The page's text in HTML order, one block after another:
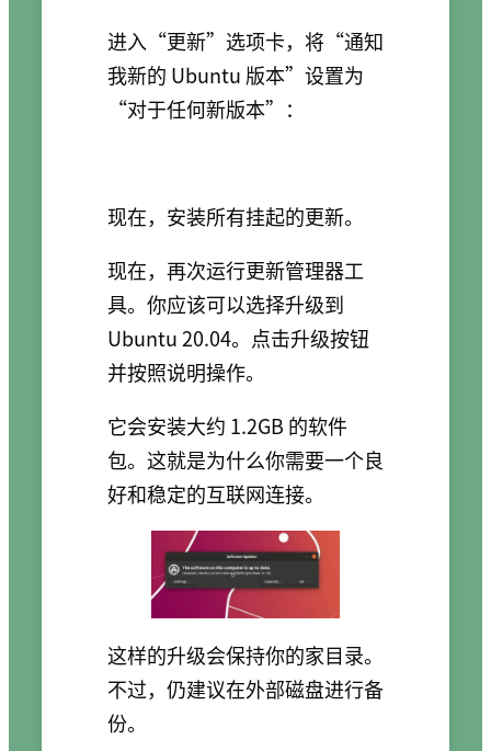
进入“更新”选项卡，将“通知
我新的 Ubuntu 版本”设置为
“对于任何新版本”：
现在，安装所有挂起的更新。
现在，再次运行更新管理器工
具。你应该可以选择升级到
Ubuntu 20.04。点击升级按钮
并按照说明操作。
它会安装大约 1.2GB 的软件
包。这就是为什么你需要一个良
好和稳定的互联网连接。
这样的升级会保持你的家目录。
不过，仍建议在外部磁盘进行备
份。